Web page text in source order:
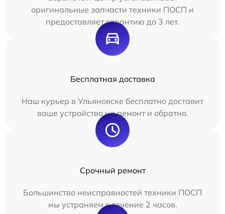
оригинальные запчасти техники ПОСП и
предоставляет гарантию до 3 лет.
Бесплатная доставка
Наш курьер в Ульяновске бесплатно доставит
ваше устройство на ремонт и обратно.
Срочный ремонт
Большинство неисправностей техники ПОСП
мы устраняем в течение 2 часов.